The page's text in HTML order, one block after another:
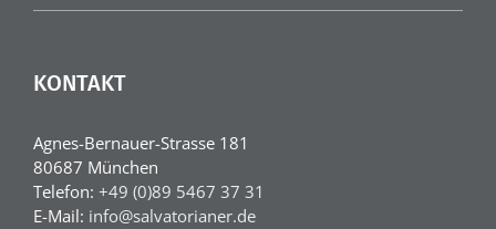
KONTAKT
Agnes-Bernauer-Strasse 181
80687 München
Telefon: +49 (0)89 5467 37 31
E-Mail: info@salvatorianer.de